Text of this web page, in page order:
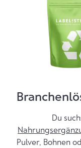
Du
Pulver, Bohnen